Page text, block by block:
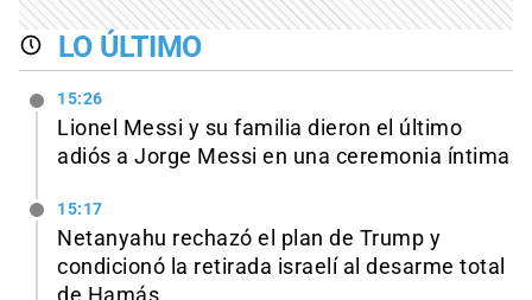
LO ÚLTIMO
15:26
Lionel Messi y su familia dieron el último
adiós a Jorge Messi en una ceremonia íntima
15:17
Netanyahu rechazó el plan de Trump y
condicionó la retirada israelí al desarme total